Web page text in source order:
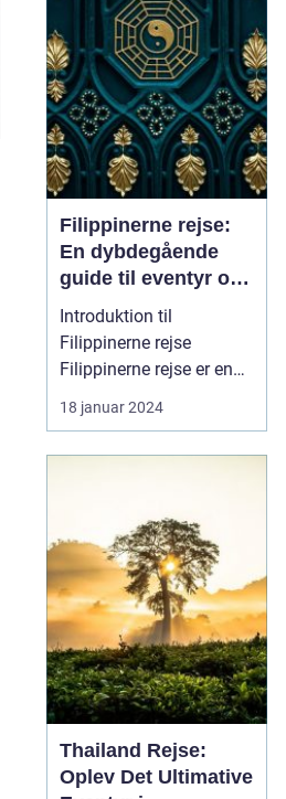
Filippinerne rejse:
En dybdegående
guide til eventyr og
oplevelser
Introduktion til
Filippinerne rejse
Filippinerne rejse er en
drøm for mange
rejsende og
på en overflod af
naturlig skønhed,
kulturel mangfoldighed
og spændende eventyr.
Uanset om man er p...
18 januar 2024
Thailand Rejse:
Oplev Det Ultimative